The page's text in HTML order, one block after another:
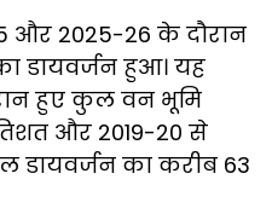
और 2025-26 के दौरान
डायवर्जन हुआ। यह
हुए कुल वन भूमि
और 2019-20 से
डायवर्जन का करीब 63